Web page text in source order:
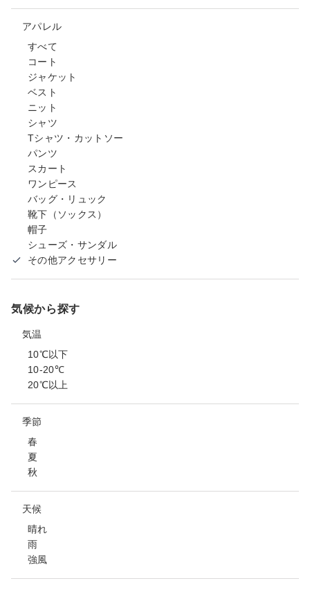
アパレル
すべて
コート
ジャケット
ベスト
ニット
シャツ
Tシャツ・カットソー
パンツ
スカート
ワンピース
バッグ・リュック
靴下（ソックス）
帽子
シューズ・サンダル
その他アクセサリー
気候から探す
気温
10℃以下
10-20℃
20℃以上
季節
春
夏
秋
天候
晴れ
雨
強風